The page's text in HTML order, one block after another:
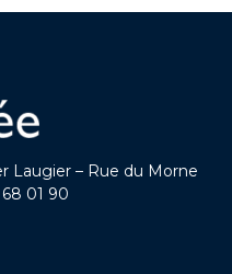
Laugier – Rue du Morne
68 01 90